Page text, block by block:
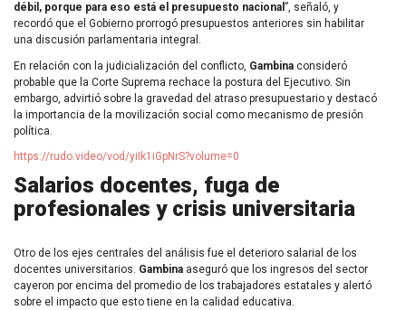
débil, porque para eso está el presupuesto nacional ”, señaló, y
recordó que el Gobierno prorrogó presupuestos anteriores sin habilitar
una discusión parlamentaria integral.
En relación con la judicialización del conflicto, Gambina consideró
probable que la Corte Suprema rechace la postura del Ejecutivo. Sin
embargo, advirtió sobre la gravedad del atraso presupuestario y destacó
la importancia de la movilización social como mecanismo de presión
política.
https://rudo.video/vod/yiIk1iGpNrS?volume=0
Salarios docentes, fuga de
profesionales y crisis universitaria
Otro de los ejes centrales del análisis fue el deterioro salarial de los
docentes universitarios. Gambina aseguró que los ingresos del sector
cayeron por encima del promedio de los trabajadores estatales y alertó
sobre el impacto que esto tiene en la calidad educativa.